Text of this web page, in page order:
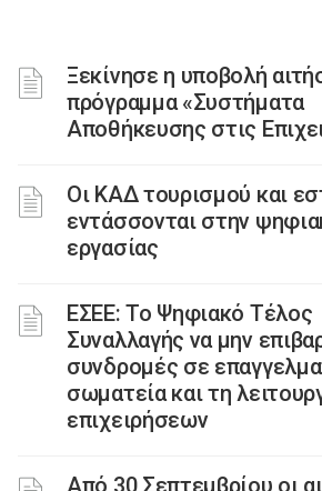
Ξεκίνησε η υποβολή
πρόγραμμα «Συστήματα
Αποθήκευσης στις
Οι ΚΑΔ τουρισμού και
εντάσσονται στην
εργασίας
ΕΣΕΕ: Το Ψηφιακό Τέλος
Συναλλαγής να μην
συνδρομές σε
σωματεία και τη
επιχειρήσεων
Από 30 Σεπτεμβρίου οι